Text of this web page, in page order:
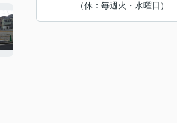
（休：毎週火・水曜日）